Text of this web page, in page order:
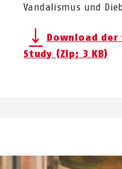
Vandalismus und
Download
Study (Zip; 3 KB)